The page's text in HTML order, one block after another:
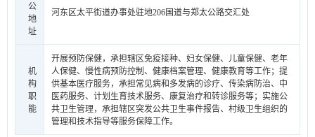
公
地
址
河东区太平街道办事处驻地206国道与郑太公路交汇处
机
构
职
能
开展预防保健，承担辖区免疫接种、妇女保健、儿童保健、老年
人保健、慢性病预防控制、健康档案管理、健康教育等工作；提
供基本医疗服务，承担常见病和多发病的诊疗、传染病防治、中
医药服务、计划生育技术服务、康复治疗和转诊服务等；实施公
共卫生管理，承担辖区突发公共卫生事件报告、村级卫生组织的
管理和技术指导等服务保障工作。